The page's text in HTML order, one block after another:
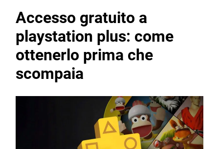
Accesso gratuito a
playstation plus: come
ottenerlo prima che
scompaia